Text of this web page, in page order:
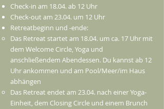
Check-in am 18.04. ab 12 Uhr
Check-out am 23.04. um 12 Uhr
Retreatbeginn und -ende:
Das Retreat startet am 18.04. um ca. 17 Uhr mit
dem Welcome Circle, Yoga und
anschließendem Abendessen. Du kannst ab 12
Uhr ankommen und am Pool/Meer/im Haus
abhängen
Das Retreat endet am 23.04. nach einer Yoga-
Einheit, dem Closing Circle und einem Brunch